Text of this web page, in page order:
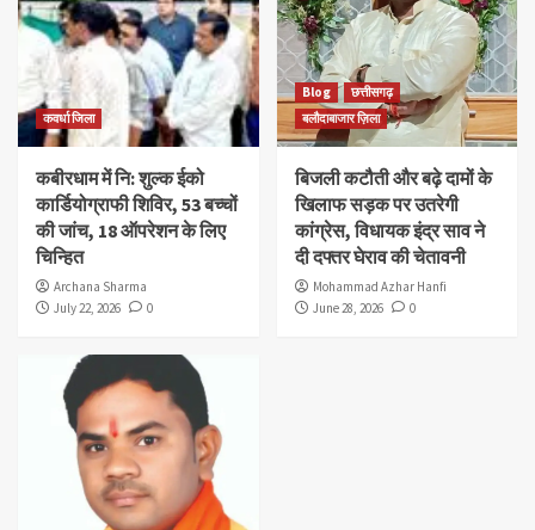
कवर्धा जिला
कबीरधाम में नि: शुल्क ईको
कार्डियोग्राफी शिविर, 53 बच्चों
की जांच, 18 ऑपरेशन के लिए
चिन्हित
Archana Sharma
July 22, 2026
0
Blog
छत्तीसगढ़
बलौदाबाजार ज़िला
बिजली कटौती और बढ़े दामों के
खिलाफ सड़क पर उतरेगी
कांग्रेस, विधायक इंद्र साव ने
दी दफ्तर घेराव की चेतावनी
Mohammad Azhar Hanfi
June 28, 2026
0